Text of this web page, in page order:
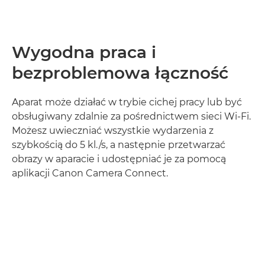
Wygodna praca i
bezproblemowa łączność
Aparat może działać w trybie cichej pracy lub być
obsługiwany zdalnie za pośrednictwem sieci Wi-Fi.
Możesz uwieczniać wszystkie wydarzenia z
szybkością do 5 kl./s, a następnie przetwarzać
obrazy w aparacie i udostępniać je za pomocą
aplikacji Canon Camera Connect.